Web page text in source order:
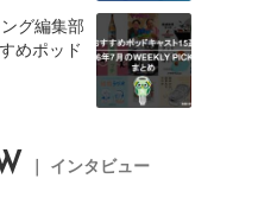
グ編集部
めポッド
｜ インタビュー